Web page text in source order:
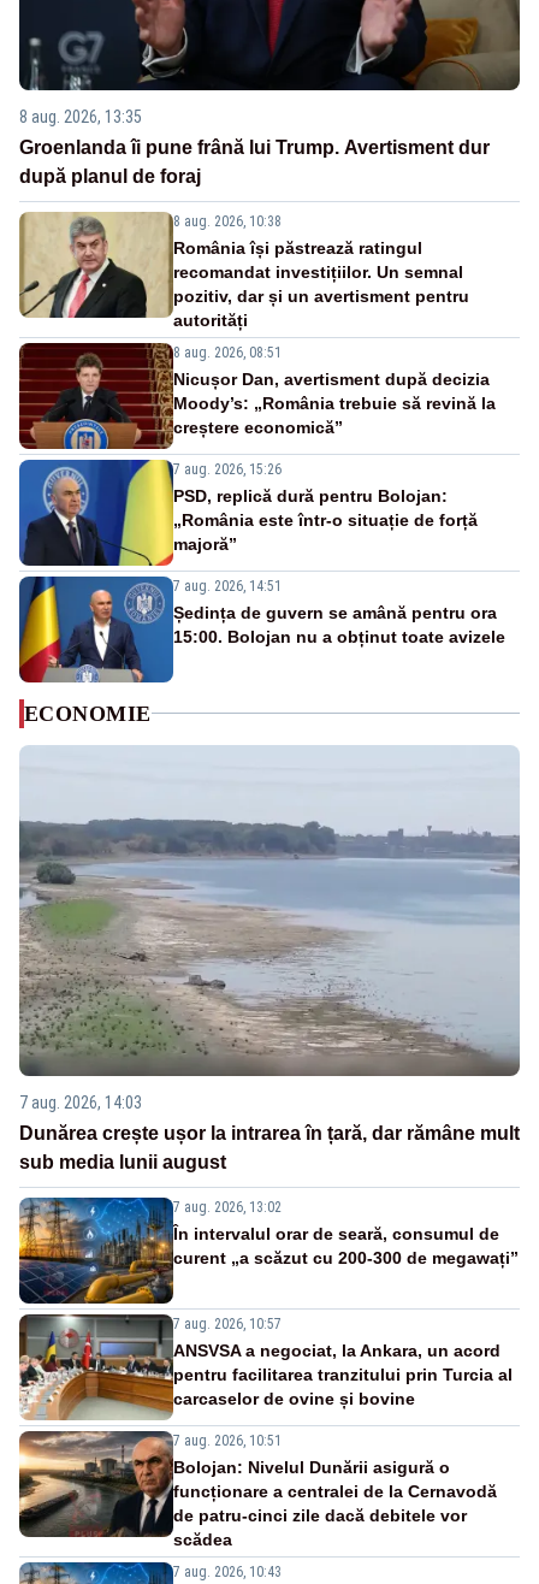
8 aug. 2026, 13:35
Groenlanda îi pune frână lui Trump. Avertisment dur
după planul de foraj
8 aug. 2026, 10:38
România își păstrează ratingul
recomandat investițiilor. Un semnal
pozitiv, dar și un avertisment pentru
autorități
8 aug. 2026, 08:51
Nicușor Dan, avertisment după decizia
Moody’s: „România trebuie să revină la
creștere economică”
7 aug. 2026, 15:26
PSD, replică dură pentru Bolojan:
„România este într-o situație de forță
majoră”
7 aug. 2026, 14:51
Ședința de guvern se amână pentru ora
15:00. Bolojan nu a obținut toate avizele
ECONOMIE
7 aug. 2026, 14:03
Dunărea crește ușor la intrarea în țară, dar rămâne mult
sub media lunii august
7 aug. 2026, 13:02
În intervalul orar de seară, consumul de
curent „a scăzut cu 200-300 de megawați”
7 aug. 2026, 10:57
ANSVSA a negociat, la Ankara, un acord
pentru facilitarea tranzitului prin Turcia al
carcaselor de ovine și bovine
7 aug. 2026, 10:51
Bolojan: Nivelul Dunării asigură o
funcționare a centralei de la Cernavodă
de patru-cinci zile dacă debitele vor
scădea
7 aug. 2026, 10:43